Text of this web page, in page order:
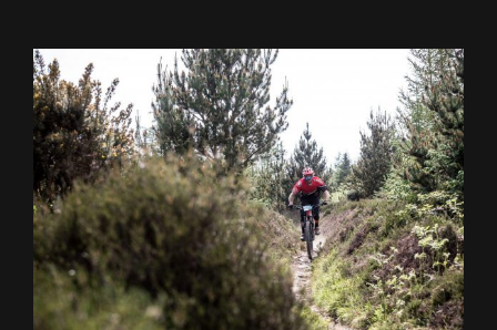
Ingrandisci
immagine